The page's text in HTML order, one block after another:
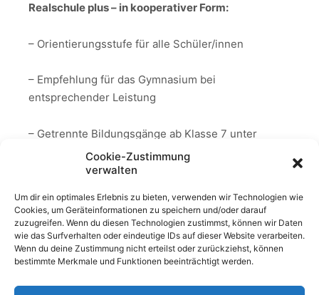
Cookie-Zustimmung
verwalten
Um dir ein optimales Erlebnis zu bieten, verwenden wir Technologien wie
Cookies, um Geräteinformationen zu speichern und/oder darauf
zuzugreifen. Wenn du diesen Technologien zustimmst, können wir Daten
wie das Surfverhalten oder eindeutige IDs auf dieser Website verarbeiten.
Wenn du deine Zustimmung nicht erteilst oder zurückziehst, können
bestimmte Merkmale und Funktionen beeinträchtigt werden.
Realschule plus – in kooperativer Form:
– Orientierungsstufe für alle Schüler/innen
– Empfehlung für das Gymnasium bei
entsprechender Leistung
– Getrennte Bildungsgänge ab Klasse 7 unter
einem Dach
Bildungsgänge
Die Einstufung am Ende der
Orientierungsstufe ist keine Einbahnstraße!
Die Bildungsgänge sind durchlässig!